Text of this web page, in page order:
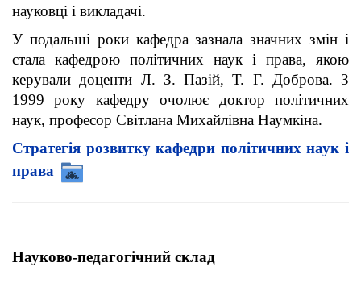
науковці і викладачі.
У подальші роки кафедра зазнала значних змін і
стала кафедрою політичних наук і права, якою
керували доценти Л. З. Пазій, Т. Г. Доброва. З
1999 року кафедру очолює доктор політичних
наук, професор Світлана Михайлівна Наумкіна.
Стратегія розвитку кафедри політичних наук і
права
Науково-педагогічний склад